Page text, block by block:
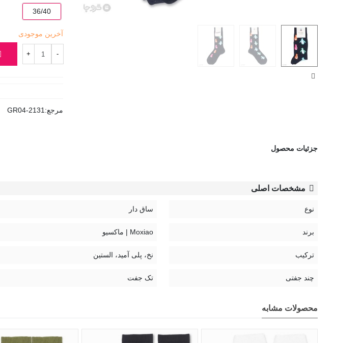
36/40
آخرین موجودی
-
+
مرجع: GR04-2131
جزئیات محصول
مشخصات اصلی
نوع ساق دار
برند Moxiao | ماکسیو
ترکیب نخ، پلی آمید، الستین
چند جفتی تک جفت
محصولات مشابه